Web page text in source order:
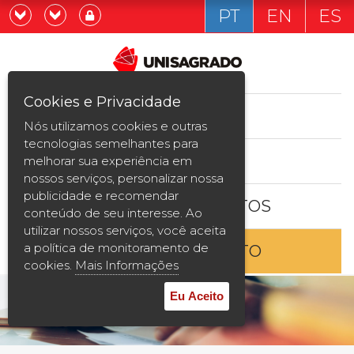
Graduação
Pós-graduação e MBA
Curta Duração
Vestibular
2ª Graduação
Transferência
Reingresso
Já sou estudande
Quero ser estudante
PT EN ES
ESTUDE AQUI
BOLSAS E DESCONTOS
ENTRE EM CONTATO
Cookies e Privacidade
Nós utilizamos cookies e outras
tecnologias semelhantes para
melhorar sua experiência em
nossos serviços, personalizar nossa
publicidade e recomendar
conteúdo de seu interesse. Ao
utilizar nossos serviços, você aceita
a política de monitoramento de
cookies. Mais Informações
Eu Aceito